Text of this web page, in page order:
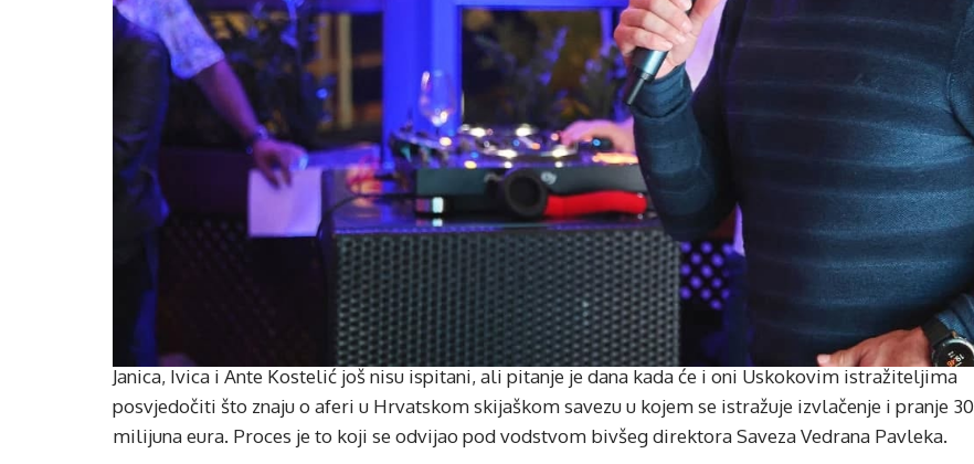
Janica, Ivica i Ante Kostelić još nisu ispitani, ali pitanje je dana kada će i oni Uskokovim istražiteljima
posvjedočiti što znaju o aferi u Hrvatskom skijaškom savezu u kojem se istražuje izvlačenje i pranje 30
milijuna eura. Proces je to koji se odvijao pod vodstvom bivšeg direktora Saveza Vedrana Pavleka.